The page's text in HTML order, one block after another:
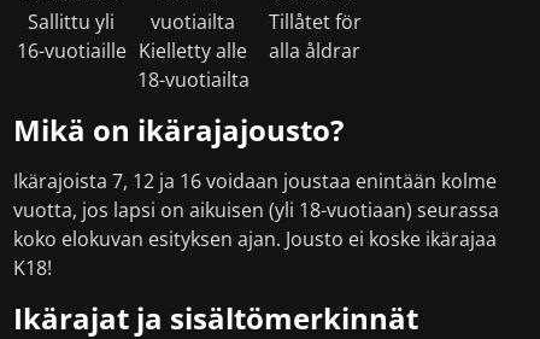
Sallittu yli
16-vuotiaille Kielletty alle
18-vuotiailta
Tillåtet för
alla åldrar
Mikä on ikärajajousto?
Ikärajoista 7, 12 ja 16 voidaan joustaa enintään kolme
vuotta, jos lapsi on aikuisen (yli 18-vuotiaan) seurassa
koko elokuvan esityksen ajan. Jousto ei koske ikärajaa
K18!
Ikärajat ja sisältömerkinnät